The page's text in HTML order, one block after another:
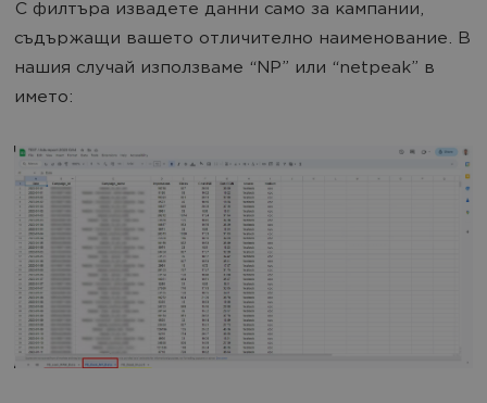
С филтъра извадете данни само за кампании,
съдържащи вашето отличително наименование. В
нашия случай използваме “NP” или “netpeak” в
името: